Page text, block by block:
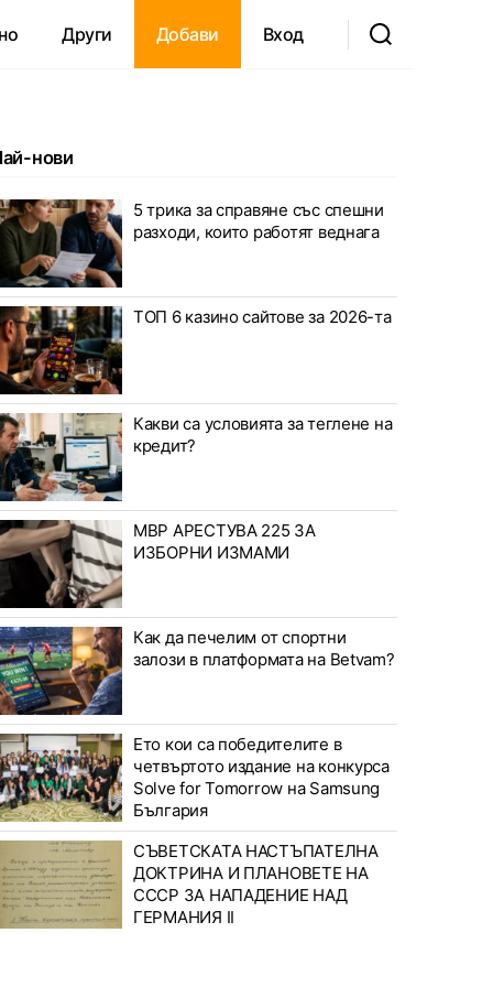
Други Добави Вход
нови
5 трика за справяне със спешни
разходи, които работят веднага
ТОП 6 казино сайтове за 2026-та
Какви са условията за теглене на
кредит?
МВР АРЕСТУВА 225 ЗА
ИЗБОРНИ ИЗМАМИ
Как да печелим от спортни
залози в платформата на Betvam?
Ето кои са победителите в
четвъртото издание на конкурса
Solve for Tomorrow на Samsung
България
СЪВЕТСКАТА НАСТЪПАТЕЛНА
ДОКТРИНА И ПЛАНОВЕТЕ НА
СССР ЗА НАПАДЕНИЕ НАД
ГЕРМАНИЯ II